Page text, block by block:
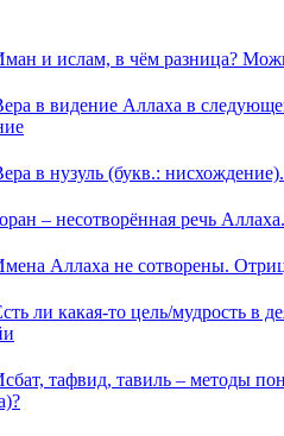
и ислам, в чём разница?
в видение Аллаха в
в нузуль (букв.:
– несотворённая речь
Аллаха не сотворены.
ли какая-то цель/мудрость в
тафвид, тавиль – методы